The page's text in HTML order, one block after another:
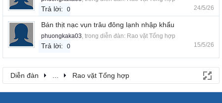
Trả lời: 0 24/5/26
Bán thịt nạc vụn trâu đông lạnh nhập khẩu
phuongkaka03, trong diễn đàn: Rao vặt Tổng hợp
Trả lời: 0 15/5/26
Diễn đàn ... Rao vặt Tổng hợp